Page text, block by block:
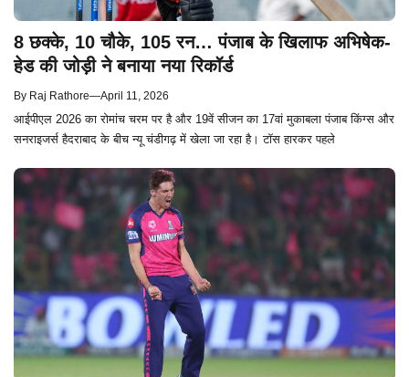
8 छक्के, 10 चौके, 105 रन… पंजाब के खिलाफ अभिषेक-
हेड की जोड़ी ने बनाया नया रिकॉर्ड
By Raj Rathore—April 11, 2026
आईपीएल 2026 का रोमांच चरम पर है और 19वें सीजन का 17वां मुकाबला पंजाब किंग्स और
सनराइजर्स हैदराबाद के बीच न्यू चंडीगढ़ में खेला जा रहा है। टॉस हारकर पहले